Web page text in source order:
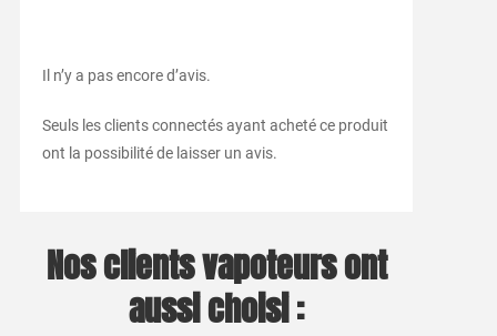
Il n’y a pas encore d’avis.
Seuls les clients connectés ayant acheté ce produit
ont la possibilité de laisser un avis.
Nos clients vapoteurs ont
aussi choisi :